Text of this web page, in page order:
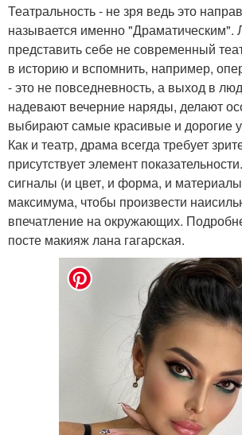
Театральность - не зря ведь это
называется именно "Драматическим".
представить себе не современный
в историю и вспомнить, например,
- это не повседневность, а выход в
надевают вечерние наряды, делают
выбирают самые красивые и дорогие
Как и театр, драма всегда требует
присутствует элемент
сигналы (и цвет, и форма, и
максимума, чтобы произвести
впечатление на окружающих.
посте макияж лана гагарская.